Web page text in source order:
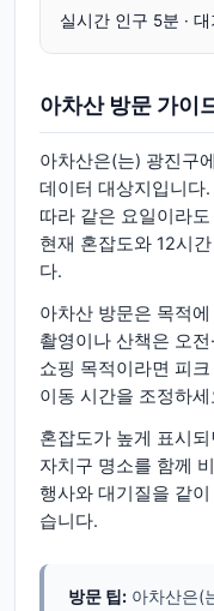
실시간 인구 5분 ·
아차산 방문 가이
아차산은(는) 광진구
데이터 대상지입니다
따라 같은 요일이라
현재 혼잡도와 12시
다.
아차산 방문은 목적
촬영이나 산책은 오전
쇼핑 목적이라면 피
이동 시간을 조정하세
혼잡도가 높게 표시
자치구 명소를 함께
행사와 대기질을 같
습니다.
방문 팁: 아차산은(